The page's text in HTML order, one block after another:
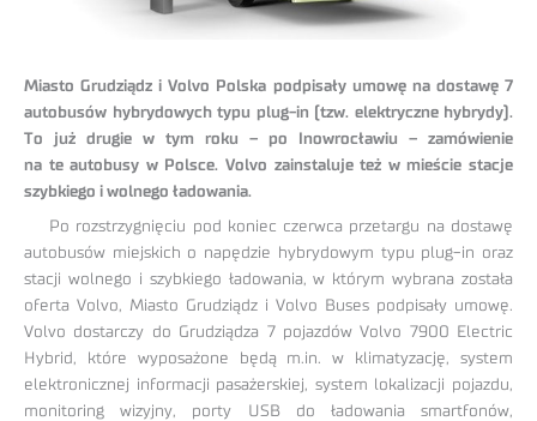
Miasto Grudziądz i Volvo Polska podpisały umowę na dostawę 7
autobusów hybrydowych typu plug-in (tzw. elektryczne hybrydy).
To już drugie w tym roku – po Inowrocławiu – zamówienie
na te autobusy w Polsce. Volvo zainstaluje też w mieście stacje
szybkiego i wolnego ładowania.
Po rozstrzygnięciu pod koniec czerwca przetargu na dostawę
autobusów miejskich o napędzie hybrydowym typu plug-in oraz
stacji wolnego i szybkiego ładowania, w którym wybrana została
oferta Volvo, Miasto Grudziądz i Volvo Buses podpisały umowę.
Volvo dostarczy do Grudziądza 7 pojazdów Volvo 7900 Electric
Hybrid, które wyposażone będą m.in. w klimatyzację, system
elektronicznej informacji pasażerskiej, system lokalizacji pojazdu,
monitoring wizyjny, porty USB do ładowania smartfonów,